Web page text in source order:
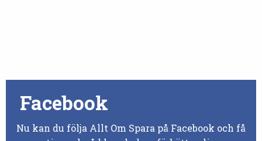
Facebook
Nu kan du följa Allt Om Spara på Facebook och få